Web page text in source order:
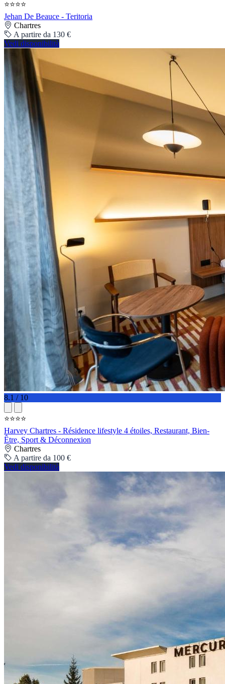
⭐⭐⭐⭐
Jehan De Beauce - Teritoria
Chartres
A partire da 130 €
Vedi disponibilità
8.1 / 10
⭐⭐⭐⭐
Harvey Chartres - Résidence lifestyle 4 étoiles, Restaurant, Bien-
Être, Sport & Déconnexion
Chartres
A partire da 100 €
Vedi disponibilità